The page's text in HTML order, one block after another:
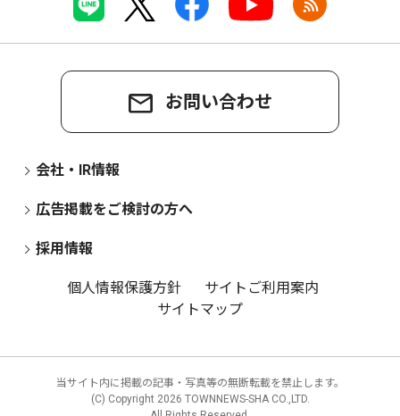
お問い合わせ
会社・IR情報
広告掲載をご検討の方へ
採用情報
個人情報保護方針
サイトご利用案内
サイトマップ
当サイト内に掲載の記事・写真等の無断転載を禁止します。
(C) Copyright 2026 TOWNNEWS-SHA CO.,LTD.